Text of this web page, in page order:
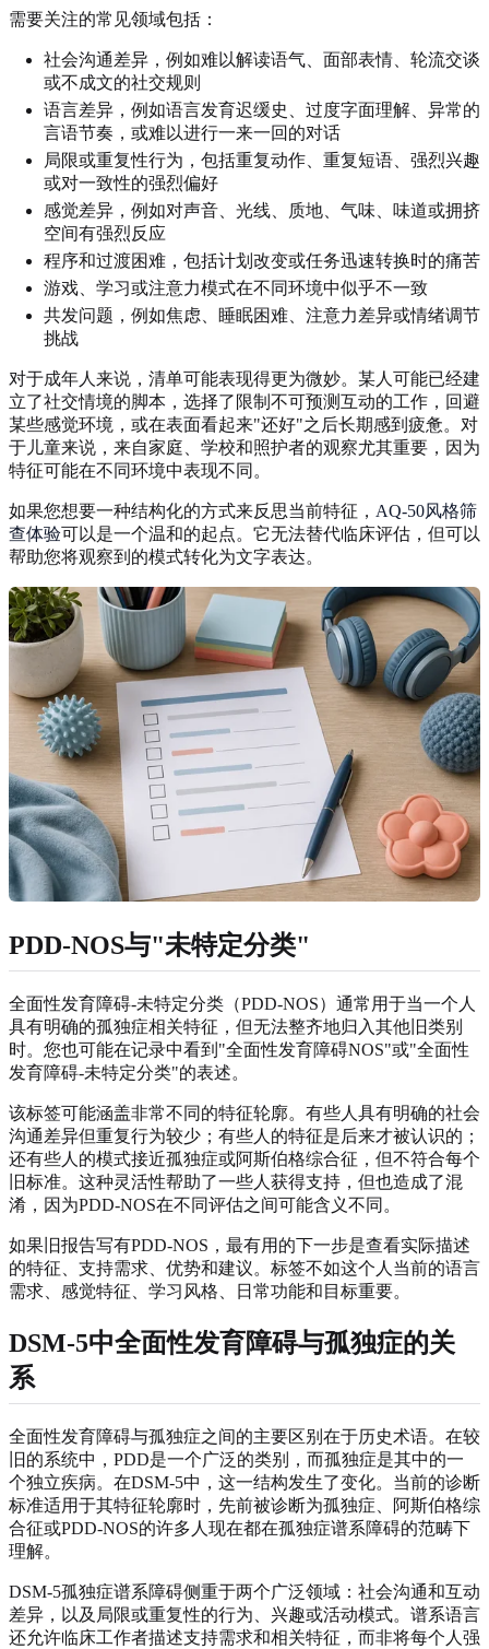
需要关注的常见领域包括：
社会沟通差异，例如难以解读语气、面部表情、轮流交谈
或不成文的社交规则
语言差异，例如语言发育迟缓史、过度字面理解、异常的
言语节奏，或难以进行一来一回的对话
局限或重复性行为，包括重复动作、重复短语、强烈兴趣
或对一致性的强烈偏好
感觉差异，例如对声音、光线、质地、气味、味道或拥挤
空间有强烈反应
程序和过渡困难，包括计划改变或任务迅速转换时的痛苦
游戏、学习或注意力模式在不同环境中似乎不一致
共发问题，例如焦虑、睡眠困难、注意力差异或情绪调节
挑战
对于成年人来说，清单可能表现得更为微妙。某人可能已经建
立了社交情境的脚本，选择了限制不可预测互动的工作，回避
某些感觉环境，或在表面看起来"还好"之后长期感到疲惫。对
于儿童来说，来自家庭、学校和照护者的观察尤其重要，因为
特征可能在不同环境中表现不同。
如果您想要一种结构化的方式来反思当前特征， AQ-50风格筛
查体验可以是一个温和的起点。它无法替代临床评估，但可以
帮助您将观察到的模式转化为文字表达。
PDD-NOS与"未特定分类"
全面性发育障碍-未特定分类（PDD-NOS）通常用于当一个人
具有明确的孤独症相关特征，但无法整齐地归入其他旧类别
时。您也可能在记录中看到"全面性发育障碍NOS"或"全面性
发育障碍-未特定分类"的表述。
该标签可能涵盖非常不同的特征轮廓。有些人具有明确的社会
沟通差异但重复行为较少；有些人的特征是后来才被认识的；
还有些人的模式接近孤独症或阿斯伯格综合征，但不符合每个
旧标准。这种灵活性帮助了一些人获得支持，但也造成了混
淆，因为PDD-NOS在不同评估之间可能含义不同。
如果旧报告写有PDD-NOS，最有用的下一步是查看实际描述
的特征、支持需求、优势和建议。标签不如这个人当前的语言
需求、感觉特征、学习风格、日常功能和目标重要。
DSM-5中全面性发育障碍与孤独症的关
系
全面性发育障碍与孤独症之间的主要区别在于历史术语。在较
旧的系统中，PDD是一个广泛的类别，而孤独症是其中的一
个独立疾病。在DSM-5中，这一结构发生了变化。当前的诊断
标准适用于其特征轮廓时，先前被诊断为孤独症、阿斯伯格综
合征或PDD-NOS的许多人现在都在孤独症谱系障碍的范畴下
理解。
DSM-5孤独症谱系障碍侧重于两个广泛领域：社会沟通和互动
差异，以及局限或重复性的行为、兴趣或活动模式。谱系语言
还允许临床工作者描述支持需求和相关特征，而非将每个人强